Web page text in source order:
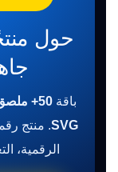
حول
باقة 50+ ملصق تعليمي للأطفال
SVG. منتج
الرقمية،